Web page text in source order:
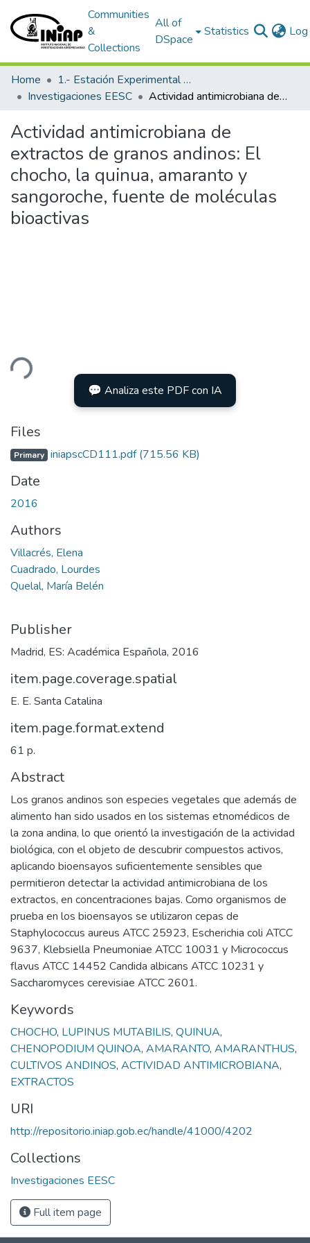
Communities
&
Collections
All of
DSpace
Statistics
Home
1.- Estación Experimental Santa Catalina
Investigaciones EESC
Actividad antimicrobiana de extractos de granos andinos: El chocho, la quinua, amaranto y sangoroche, fuente de moléculas bioactivas
Actividad antimicrobiana de
extractos de granos andinos: El
chocho, la quinua, amaranto y
sangoroche, fuente de moléculas
bioactivas
💬 Analiza este PDF con IA
Files
Primary iniapscCD111.pdf(715.56 KB)
Date
2016
Authors
Villacrés, Elena
Cuadrado, Lourdes
Quelal, María Belén
Publisher
Madrid, ES: Académica Española, 2016
item.page.coverage.spatial
E. E. Santa Catalina
item.page.format.extend
61 p.
Abstract
Los granos andinos son especies vegetales que además de
alimento han sido usados en los sistemas etnomédicos de
la zona andina, lo que orientó la investigación de la actividad
biológica, con el objeto de descubrir compuestos activos,
aplicando bioensayos suficientemente sensibles que
permitieron detectar la actividad antimicrobiana de los
extractos, en concentraciones bajas. Como organismos de
prueba en los bioensayos se utilizaron cepas de
Staphylococcus aureus ATCC 25923, Escherichia coli ATCC
9637, Klebsiella Pneumoniae ATCC 10031 y Micrococcus
flavus ATCC 14452 Candida albicans ATCC 10231 y
Saccharomyces cerevisiae ATCC 2601.
Keywords
CHOCHO, LUPINUS MUTABILIS, QUINUA,
CHENOPODIUM QUINOA, AMARANTO, AMARANTHUS,
CULTIVOS ANDINOS, ACTIVIDAD ANTIMICROBIANA,
EXTRACTOS
URI
http://repositorio.iniap.gob.ec/handle/41000/4202
Collections
Investigaciones EESC
Full item page